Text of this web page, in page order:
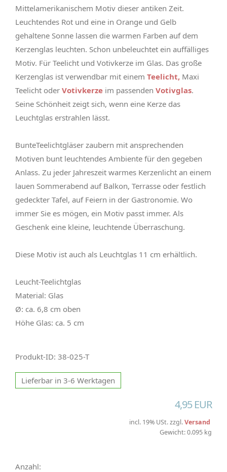
Mittelamerikanischem Motiv dieser antiken Zeit.
Leuchtendes Rot und eine in Orange und Gelb
gehaltene Sonne lassen die warmen Farben auf dem
Kerzenglas leuchten. Schon unbeleuchtet ein auffälliges
Motiv. Für Teelicht und Votivkerze im Glas. Das große
Kerzenglas ist verwendbar mit einem Teelicht, Maxi
Teelicht oder Votivkerze im passenden Votivglas.
Seine Schönheit zeigt sich, wenn eine Kerze das
Leuchtglas erstrahlen lässt.
BunteTeelichtgläser zaubern mit ansprechenden
Motiven bunt leuchtendes Ambiente für den gegeben
Anlass. Zu jeder Jahreszeit warmes Kerzenlicht an einem
lauen Sommerabend auf Balkon, Terrasse oder festlich
gedeckter Tafel, auf Feiern in der Gastronomie. Wo
immer Sie es mögen, ein Motiv passt immer. Als
Geschenk eine kleine, leuchtende Überraschung.
Diese Motiv ist auch als Leuchtglas 11 cm erhältlich.
Leucht-Teelichtglas
Material: Glas
Ø: ca. 6,8 cm oben
Höhe Glas: ca. 5 cm
Produkt-ID: 38-025-T
Lieferbar in 3-6 Werktagen
4,95 EUR
incl. 19% USt. zzgl.Versand
Gewicht: 0.095 kg
Anzahl: